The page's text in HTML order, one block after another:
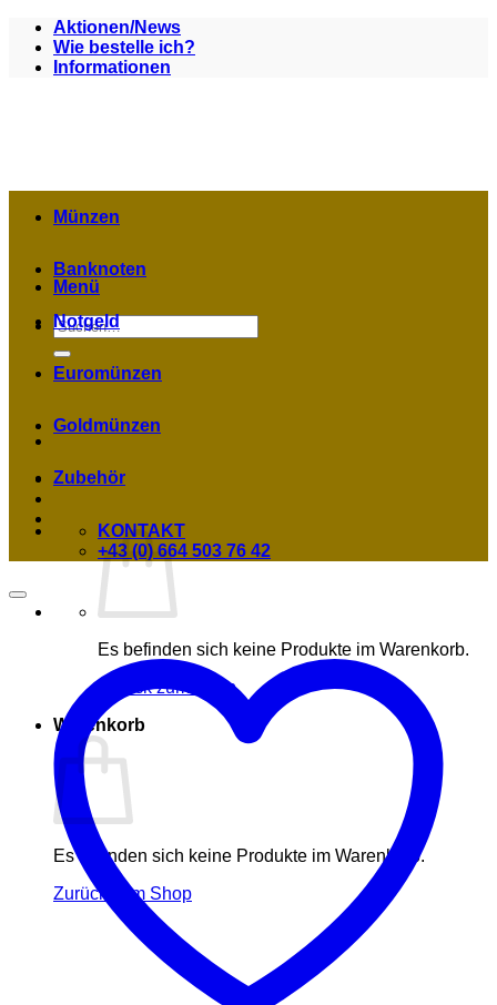
Zum
Inhalt
springen
Aktionen/News
Wie bestelle ich?
Informationen
Menü
Suchen
nach:
Es befinden sich keine Produkte im Warenkorb.
Zurück zum Shop
Warenkorb
Es befinden sich keine Produkte im Warenkorb.
Zurück zum Shop
Münzen
Banknoten
Notgeld
Euromünzen
Goldmünzen
Zubehör
KONTAKT
+43 (0) 664 503 76 42